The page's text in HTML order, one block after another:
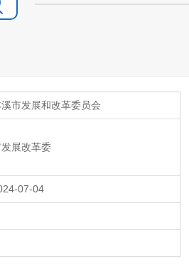
市发展和改革委员会
展改革委
07-04